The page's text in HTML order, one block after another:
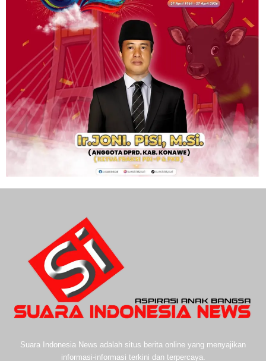
Suara Indonesia News adalah situs berita online yang menyajikan
informasi-informasi terkini dan terpercaya.